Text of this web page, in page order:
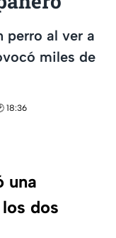
perro al ver a
miles de
18:36
una
dos